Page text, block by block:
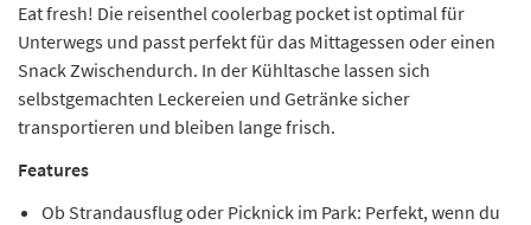
Eat fresh! Die reisenthel coolerbag pocket ist optimal für
Unterwegs und passt perfekt für das Mittagessen oder einen
Snack Zwischendurch. In der Kühltasche lassen sich
selbstgemachten Leckereien und Getränke sicher
transportieren und bleiben lange frisch.
Features
Ob Strandausflug oder Picknick im Park: Perfekt, wenn du